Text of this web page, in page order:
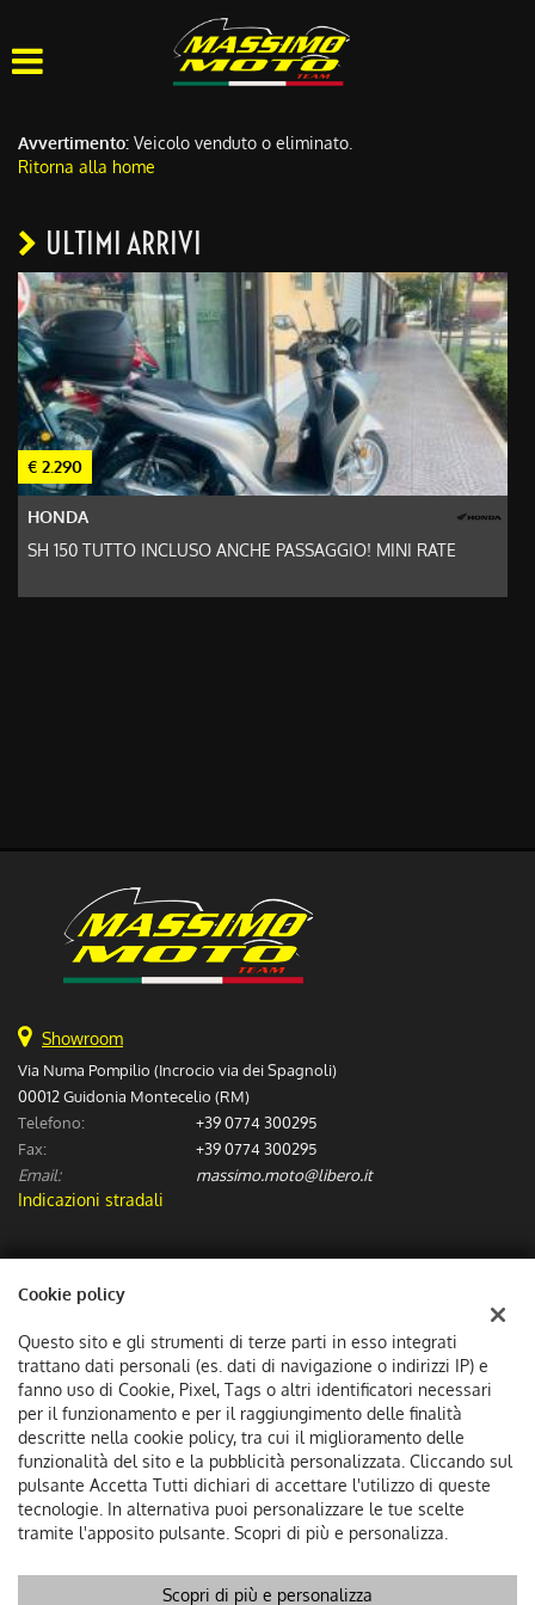
LISTA VEICOLI
OFFICINA
ACQUISTIAMO USATO
ASSISTENZA
CONTATTI
Avvertimento: Veicolo venduto o eliminato.
Ritorna alla home
ULTIMI ARRIVI
€ 2.290
HONDA
SH 150 TUTTO INCLUSO ANCHE PASSAGGIO! MINI RATE
Showroom
Via Numa Pompilio (Incrocio via dei Spagnoli)
00012 Guidonia Montecelio (RM)
Telefono:
+39 0774 300295
Fax:
+39 0774 300295
Email:
massimo.moto@libero.it
Indicazioni stradali
Dati fiscali:
Massimo Moto Sas
Via Numa Pompilio (Incrocio via dei Spagnoli), Guidonia Montecelio
C.F/P.IVA: 06307601002
Registro delle imprese:RM
Cookie policy
Questo sito e gli strumenti di terze parti in esso integrati
trattano dati personali (es. dati di navigazione o indirizzi IP) e
fanno uso di Cookie, Pixel, Tags o altri identificatori necessari
per il funzionamento e per il raggiungimento delle finalità
descritte nella cookie policy, tra cui il miglioramento delle
funzionalità del sito e la pubblicità personalizzata. Cliccando sul
pulsante Accetta Tutti dichiari di accettare l'utilizzo di queste
tecnologie. In alternativa puoi personalizzare le tue scelte
tramite l'apposito pulsante. Scopri di più e personalizza.
Scopri di più e personalizza